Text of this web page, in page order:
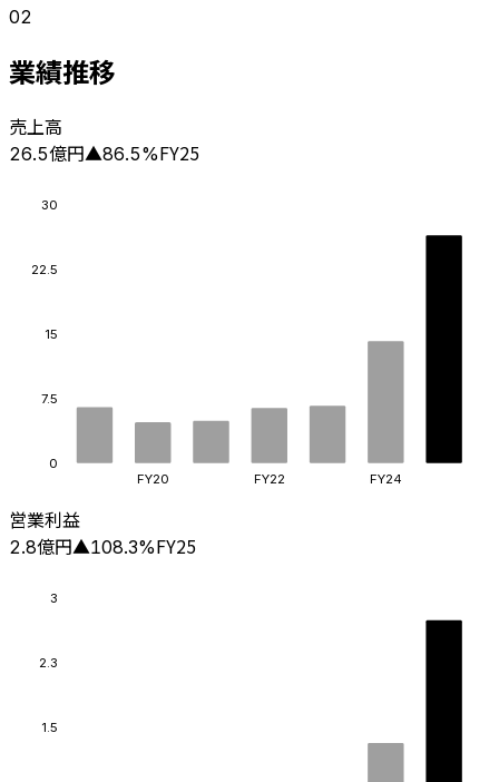
02
業績推移
売上高
26.5億円▲86.5%FY25
0
7.5
15
22.5
30
FY20 FY22 FY24
営業利益
2.8億円▲108.3%FY25
1.5
2.3
3